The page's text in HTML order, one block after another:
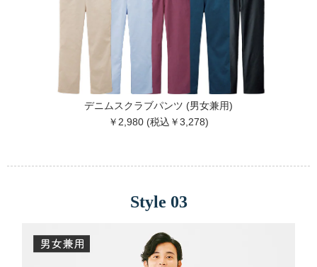
デニムスクラブパンツ (男女兼用)
￥2,980 (税込￥3,278)
Style 03